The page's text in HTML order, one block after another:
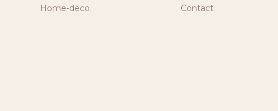
Home-deco Contact